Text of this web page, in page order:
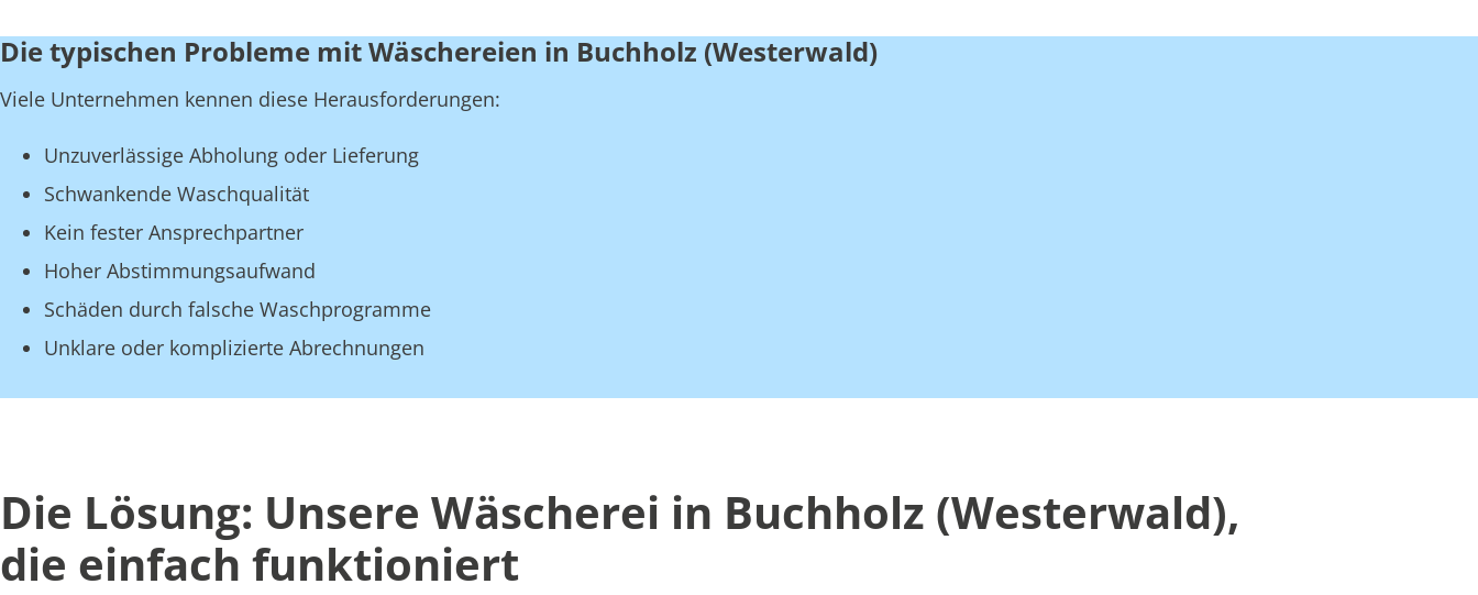
Die typischen Probleme mit Wäschereien in Buchholz (Westerwald)
Viele Unternehmen kennen diese Herausforderungen:
Unzuverlässige Abholung oder Lieferung
Schwankende Waschqualität
Kein fester Ansprechpartner
Hoher Abstimmungsaufwand
Schäden durch falsche Waschprogramme
Unklare oder komplizierte Abrechnungen
Die Lösung: Unsere Wäscherei in Buchholz (Westerwald),
die einfach funktioniert